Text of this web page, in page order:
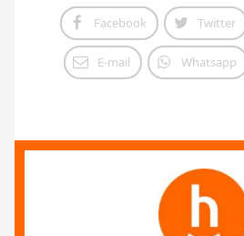
Facebook Twitter
E-mail Whatsapp